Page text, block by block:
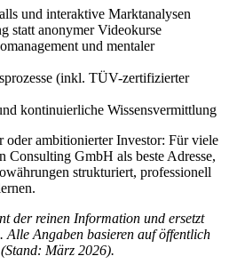
und interaktive Marktanalysen
statt anonymer Videokurse
und mentaler
(inkl. TÜV-zertifizierter
kontinuierliche Wissensvermittlung
oder ambitionierter Investor: Für viele
Consulting GmbH als beste Adresse,
strukturiert, professionell
der reinen Information und ersetzt
Angaben basieren auf öffentlich
März 2026).